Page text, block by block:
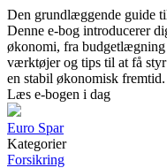
Den grundlæggende guide
Denne e-bog introducerer
økonomi, fra
værktøjer og tips til at få
en stabil økonomisk fremtid.
Læs e-bogen i dag
Euro Spar
Kategorier
Forsikring